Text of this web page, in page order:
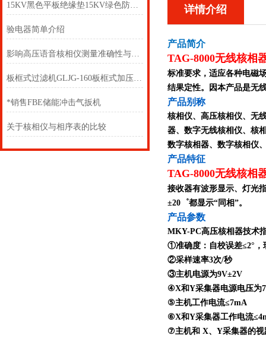
15KV黑色平板绝缘垫15KV绿色防滑绝缘垫
验电器简单介绍
影响高压语音核相仪测量准确性与可靠性的关键因素及现场校准方法
板框式过滤机GLJG-160板框式加压滤油机板框式加压滤油机
*销售FBE储能冲击气扳机
关于核相仪与相序表的比较
详情介绍
产品简介
TAG-8000无线核相
标准要求，适应各种电磁
结果定性。因本产品是无
产品别称
核相仪、高压核相仪、无
器、数字无线核相仪、核
数字核相器、数字核相仪
产品特征
TAG-8000无线核相
接收器有波形显示、灯光
±20゜都显示“同相”。
产品参数
MKY-PC高压核相器技术
①准确度：自校误差≤2°，
②采样速率3次/秒
③主机电源为9V±2V
④X和Y采集器电源电压为
⑤主机工作电流≤7mA
⑥X和Y采集器工作电流
⑦主机和 X、Y采集器的视